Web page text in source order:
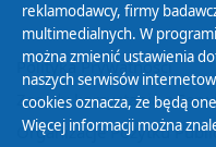
Polityka Prywatności
Zasady korzystania z
Organizacje Pożytku
reklamodawcy, firmy
multimedialnych. W
można zmienić ustawienia
naszych serwisów
cookies oznacza, że będą
Więcej informacji można